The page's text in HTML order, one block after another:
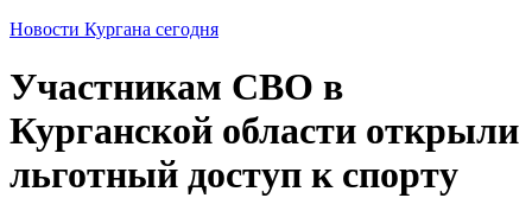
Новости Кургана сегодня
Участникам СВО в
Курганской области открыли
льготный доступ к спорту